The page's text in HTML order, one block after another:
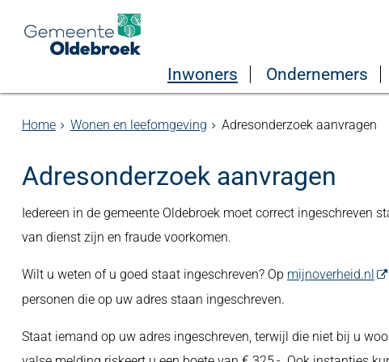
Inwoners Ondernemers
Home Wonen en leefomgeving Adresonderzoek aanvragen
Adresonderzoek aanvragen
Iedereen in de gemeente Oldebroek moet correct ingeschreven
van dienst zijn en fraude voorkomen.
Wilt u weten of u goed staat ingeschreven? Op mijnoverheid.nl
personen die op uw adres staan ingeschreven.
Staat iemand op uw adres ingeschreven, terwijl die niet bij u